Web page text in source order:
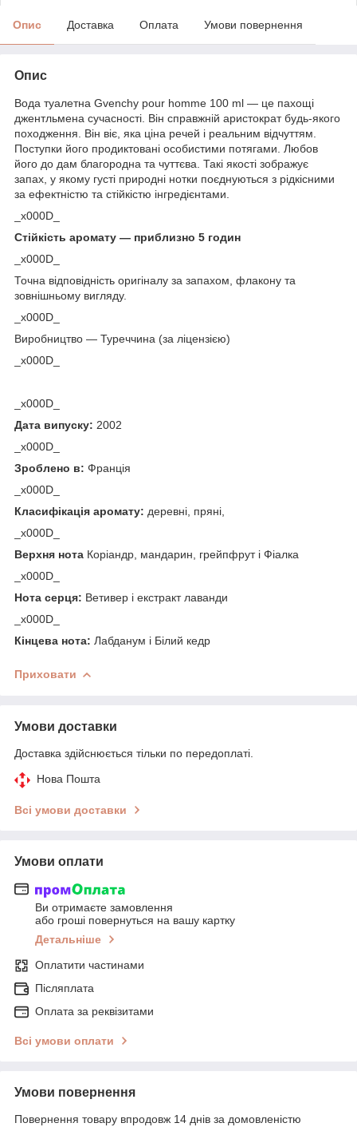
Опис Доставка Оплата Умови повернення
Опис
Вода туалетна Gvenchy pour homme 100 ml — це пахощі
джентльмена сучасності. Він справжній аристократ будь-якого
походження. Він віє, яка ціна речей і реальним відчуттям.
Поступки його продиктовані особистими потягами. Любов
його до дам благородна та чуттєва. Такі якості зображує
запах, у якому густі природні нотки поєднуються з рідкісними
за ефектністю та стійкістю інгредієнтами.
_x000D_
Стійкість аромату — приблизно 5 годин
_x000D_
Точна відповідність оригіналу за запахом, флакону та
зовнішньому вигляду.
_x000D_
Виробництво — Туреччина (за ліцензією)
_x000D_
_x000D_
Дата випуску: 2002
_x000D_
Зроблено в: Франція
_x000D_
Класифікація аромату: деревні, пряні,
_x000D_
Верхня нота Коріандр, мандарин, грейпфрут і Фіалка
_x000D_
Нота серця: Ветивер і екстракт лаванди
_x000D_
Кінцева нота: Лабданум і Білий кедр
Приховати
Умови доставки
Доставка здійснюється тільки по передоплаті.
Нова Пошта
Всі умови доставки
Умови оплати
Ви отримаєте замовлення
або гроші повернуться на вашу картку
Детальніше
Оплатити частинами
Післяплата
Оплата за реквізитами
Всі умови оплати
Умови повернення
Повернення товару впродовж 14 днів за домовленістю